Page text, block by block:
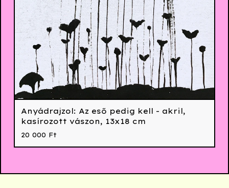
Anyádrajzol: Az eső pedig kell - akril,
kasírozott vászon, 13x18 cm
20 000 Ft